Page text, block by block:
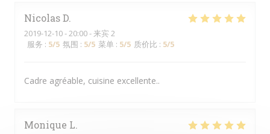
NicolasD
2019-12-10- 20:00 - 来宾 2
服务 : 5/5 氛围 : 5/5 菜单 : 5/5 质价比 : 5/5
Cadre agréable, cuisine excellente..
Monique L